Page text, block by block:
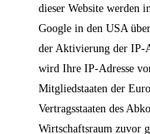
dieser Website werden
Google in den USA
der Aktivierung der IP-
wird Ihre IP-Adresse
Mitgliedstaaten der
Vertragsstaaten des
Wirtschaftsraum zuvor